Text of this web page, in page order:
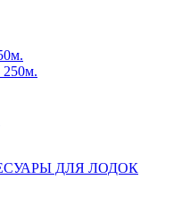
ДЛЯ ЛОДОК